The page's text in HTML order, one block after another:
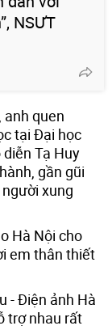
NSƯT
anh quen
tại Đại học
Tạ Huy
gần gũi
xung
Hà Nội cho
em thân thiết
- Điện ảnh Hà
trợ nhau rất